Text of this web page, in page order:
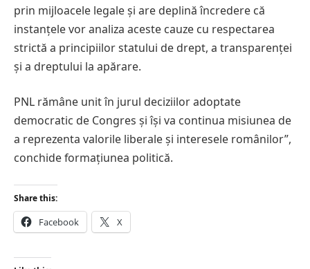
prin mijloacele legale și are deplină încredere că
instanțele vor analiza aceste cauze cu respectarea
strictă a principiilor statului de drept, a transparenței
și a dreptului la apărare.
PNL rămâne unit în jurul deciziilor adoptate
democratic de Congres și își va continua misiunea de
a reprezenta valorile liberale și interesele românilor”,
conchide formațiunea politică.
Share this:
Facebook X